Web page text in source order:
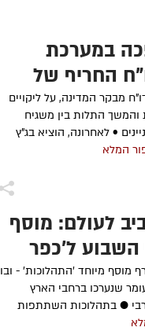
במערכת
החריף של
מבקר המדינה, על ליקויים
התלות בין משגיח
• לאחרונה, הוציא בג"ץ
המלא
לעולם: מוסף
השבוע ל'כפר
מוסף מיוחד 'התהלוכות' - ובו
שנערכו ברחבי הארץ
● בתהלוכות השתתפות